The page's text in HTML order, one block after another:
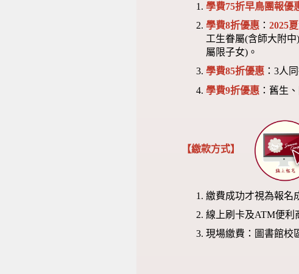
學費75折早鳥團報優
學費8折優惠 ：2025
工生眷屬(含師大附
屬限子女)。
學費85折優惠 ：3人
學費9折優惠 ：舊生
【繳款方式】
繳費成功才視為報名
線上刷卡及ATM便利
現場繳費：圖書館校